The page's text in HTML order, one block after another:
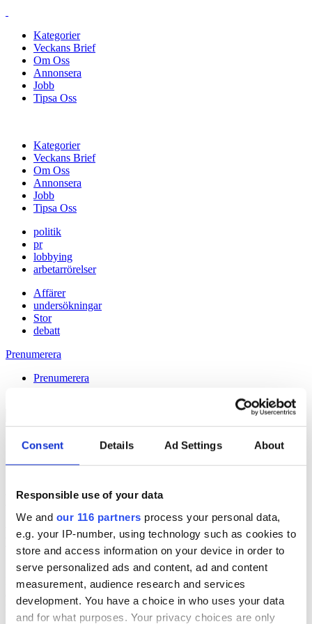
Consent Details Ad Settings About
Responsible use of your data
We and our 116 partners process your personal data,
e.g. your IP-number, using technology such as cookies to
store and access information on your device in order to
serve personalized ads and content, ad and content
measurement, audience research and services
development. You have a choice in who uses your data
and for what purposes. Your privacy choices are only
Kategorier
Veckans Brief
Om Oss
Annonsera
Jobb
Tipsa Oss
Kategorier
Veckans Brief
Om Oss
Annonsera
Jobb
Tipsa Oss
politik
pr
lobbying
arbetarrörelser
Affärer
undersökningar
Stor
debatt
Prenumerera
Prenumerera
Marknadsföringens heliga gral
Håll dig uppdaterad med
Veckans Brief!
Få exklusiv tillgång till Veckans Brief, den essentiella läsningen för
prenumeration på Dagens Opinion.